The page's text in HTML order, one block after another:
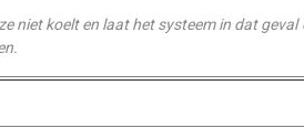
niet koelt en laat het systeem in dat geval